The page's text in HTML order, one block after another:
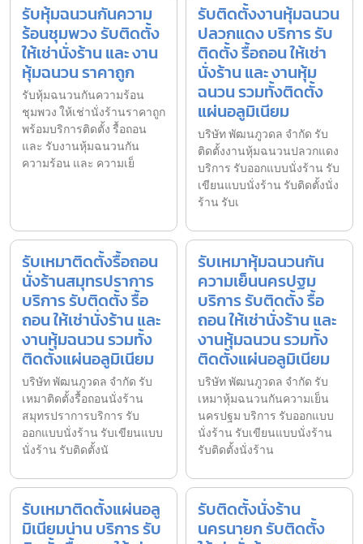
รับหุ้มฉนวนกันความ
ร้อนชุมพวง รับติดตั้ง
ให้เช่านั่งร้าน และ งาน
หุ้มฉนวน ราคาถูก
รับหุ้มฉนวนกันความร้อน
ชุมพวง ให้เช่านั่งร้านราคาถูก
พร้อมบริการติดตั้ง รื้อถอน
และ รับงานหุ้มฉนวนกัน
ความร้อน และ ความเย็
รับติดตั้งงานหุ้มฉนวน
ปลวกแดง บริการ รับ
ติดตั้ง รื้อถอน ให้เช่า
นั่งร้าน และ งานหุ้ม
ฉนวน รวมทั้งติดตั้ง
แผ่นอลูมิเนียม
บริษัท พัฒนภูวดล จำกัด รับ
ติดตั้งงานหุ้มฉนวนปลวกแดง
บริการ รับออกแบบนั่งร้าน รับ
เขียนแบบนั่งร้าน รับติดตั้งนั่ง
ร้าน รับเ
รับเหมาติดตั้งรื้อถอน
นั่งร้านสมุทรปราการ
บริการ รับติดตั้ง รื้อ
ถอน ให้เช่านั่งร้าน และ
งานหุ้มฉนวน รวมทั้ง
ติดตั้งแผ่นอลูมิเนียม
บริษัท พัฒนภูวดล จำกัด รับ
เหมาติดตั้งรื้อถอนนั่งร้าน
สมุทรปราการบริการ รับ
ออกแบบนั่งร้าน รับเขียนแบบ
นั่งร้าน รับติดตั้งนั
รับเหมาหุ้มฉนวนกัน
ความเย็นนครปฐม
บริการ รับติดตั้ง รื้อ
ถอน ให้เช่านั่งร้าน และ
งานหุ้มฉนวน รวมทั้ง
ติดตั้งแผ่นอลูมิเนียม
บริษัท พัฒนภูวดล จำกัด รับ
เหมาหุ้มฉนวนกันความเย็น
นครปฐม บริการ รับออกแบบ
นั่งร้าน รับเขียนแบบนั่งร้าน
รับติดตั้งนั่งร้าน
รับเหมาติดตั้งแผ่นอลู
มิเนียมน่าน บริการ รับ
รับติดตั้งนั่งร้าน
นครนายก รับติดตั้ง